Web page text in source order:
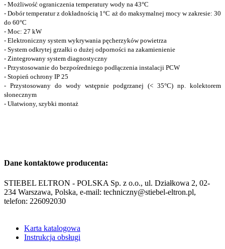
- Możliwość ograniczenia temperatury wody na 43°C
- Dobór temperatur z dokładnością 1°C aż do maksymalnej mocy w zakresie: 30
do 60°C
- Moc: 27 kW
- Elektroniczny system wykrywania pęcherzyków powietrza
- System odkrytej grzałki o dużej odporności na zakamienienie
- Zintegrowany system diagnostyczny
- Przystosowanie do bezpośredniego podłączenia instalacji PCW
- Stopień ochrony IP 25
- Przystosowany do wody wstępnie podgrzanej (< 35°C) np. kolektorem
słonecznym
- Ułatwiony, szybki montaż
Dane kontaktowe producenta:
STIEBEL ELTRON - POLSKA Sp. z o.o., ul. Działkowa 2, 02-
234 Warszawa, Polska, e-mail: techniczny@stiebel-eltron.pl,
telefon: 226092030
Karta katalogowa
Instrukcja obsługi